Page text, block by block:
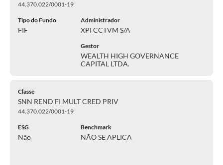
44.370.022/0001-19
Tipo do Fundo
FIF
Administrador
XPI CCTVM S/A
Gestor
WEALTH HIGH GOVERNANCE
CAPITAL LTDA.
Classe
SNN REND FI MULT CRED PRIV
44.370.022/0001-19
ESG
Não
Benchmark
NÃO SE APLICA